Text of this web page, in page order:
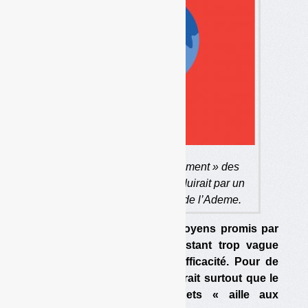
Rien ne dit que « l’ajustement » des
« moyens » promis se traduirait par un
surcroît des subventions de l’Ademe.
L’ajustement éventuel des moyens promis par
Brune Poirson est pour l’instant trop vague
pour juger de sa possible efficacité. Pour de
nombreux acteurs, l’enjeu serait surtout que le
produit de la TGAP déchets « aille aux